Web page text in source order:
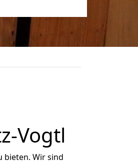
Vogtl
bieten. Wir sind